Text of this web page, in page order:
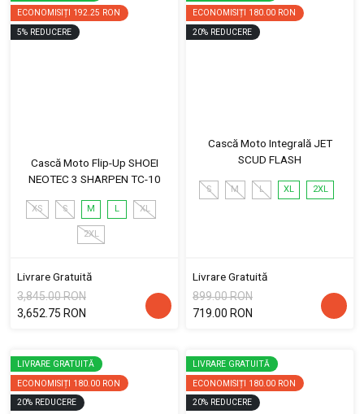
ECONOMISIȚI 192.25 RON
5% REDUCERE
Cască Moto Flip-Up SHOEI
NEOTEC 3 SHARPEN TC-10
XS S M L XL
2XL
Livrare Gratuită
3,845.00 RON
3,652.75 RON
ECONOMISIȚI 180.00 RON
20% REDUCERE
Cască Moto Integrală JET
SCUD FLASH
S M L XL 2XL
Livrare Gratuită
899.00 RON
719.00 RON
LIVRARE GRATUITĂ
ECONOMISIȚI 180.00 RON
20% REDUCERE
LIVRARE GRATUITĂ
ECONOMISIȚI 180.00 RON
20% REDUCERE